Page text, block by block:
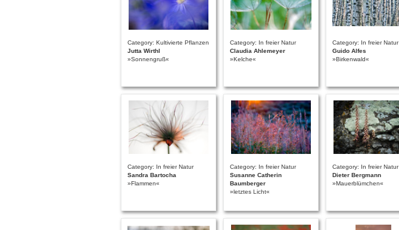
Category: Kultivierte Pflanzen
Jutta Wirthl
»Sonnengruß«
Category: In freier Natur
Claudia Ahlemeyer
»Kelche«
Category: In freier Natur
Guido Alfes
»Birkenwald«
Category: In freier Natur
Sandra Bartocha
»Flammen«
Category: In freier Natur
Susanne Catherin
Baumberger
»letztes Licht«
Category: In freier Natur
Dieter Bergmann
»Mauerblümchen«